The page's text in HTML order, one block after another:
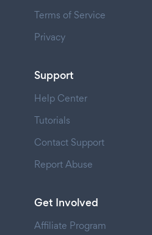
Terms of Service
Privacy
Support
Help Center
Tutorials
Contact Support
Report Abuse
Get Involved
Affiliate Program